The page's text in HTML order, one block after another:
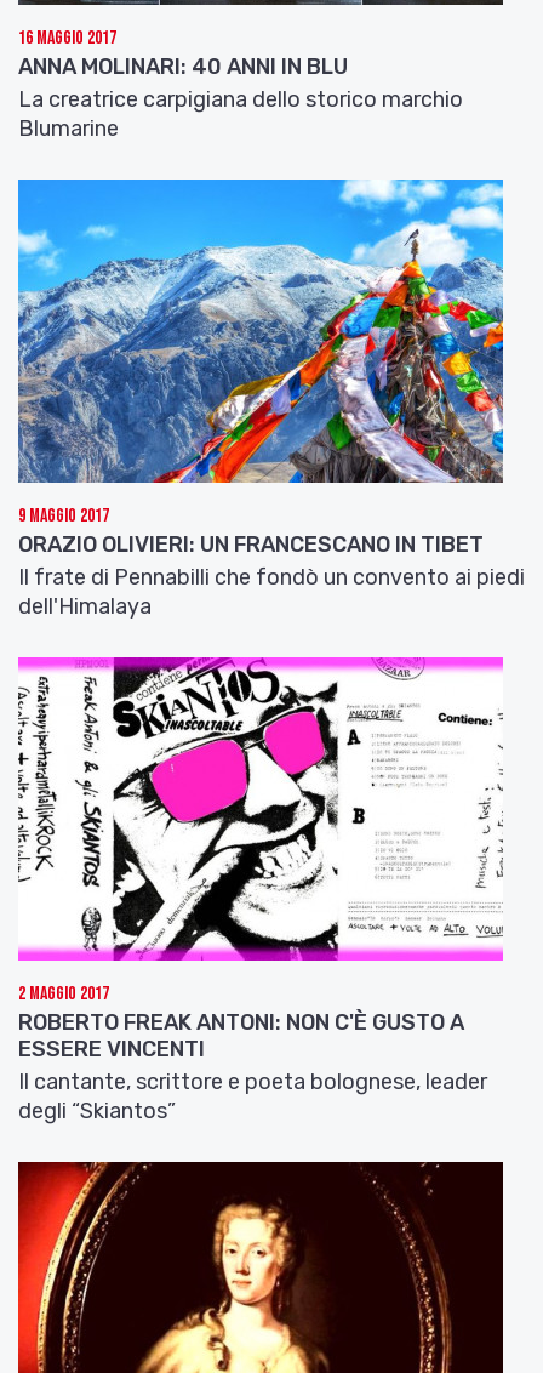
16 Maggio 2017
ANNA MOLINARI: 40 ANNI IN BLU
La creatrice carpigiana dello storico marchio
Blumarine
9 Maggio 2017
ORAZIO OLIVIERI: UN FRANCESCANO IN TIBET
Il frate di Pennabilli che fondò un convento ai piedi
dell'Himalaya
2 Maggio 2017
ROBERTO FREAK ANTONI: NON C'È GUSTO A
ESSERE VINCENTI
Il cantante, scrittore e poeta bolognese, leader
degli “Skiantos”